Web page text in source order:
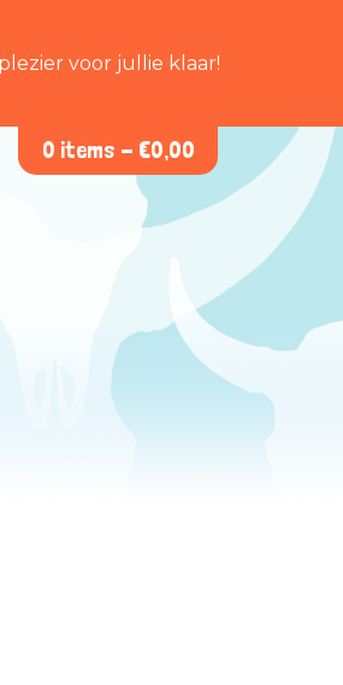
voor jullie klaar!
0 items - €0,00